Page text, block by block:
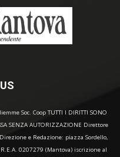
Soc. Coop TUTTI I DIRITTI SONO
SENZA AUTORIZZAZIONE Direttore
e Redazione: piazza Sordello,
0207279 (Mantova) iscrizione al